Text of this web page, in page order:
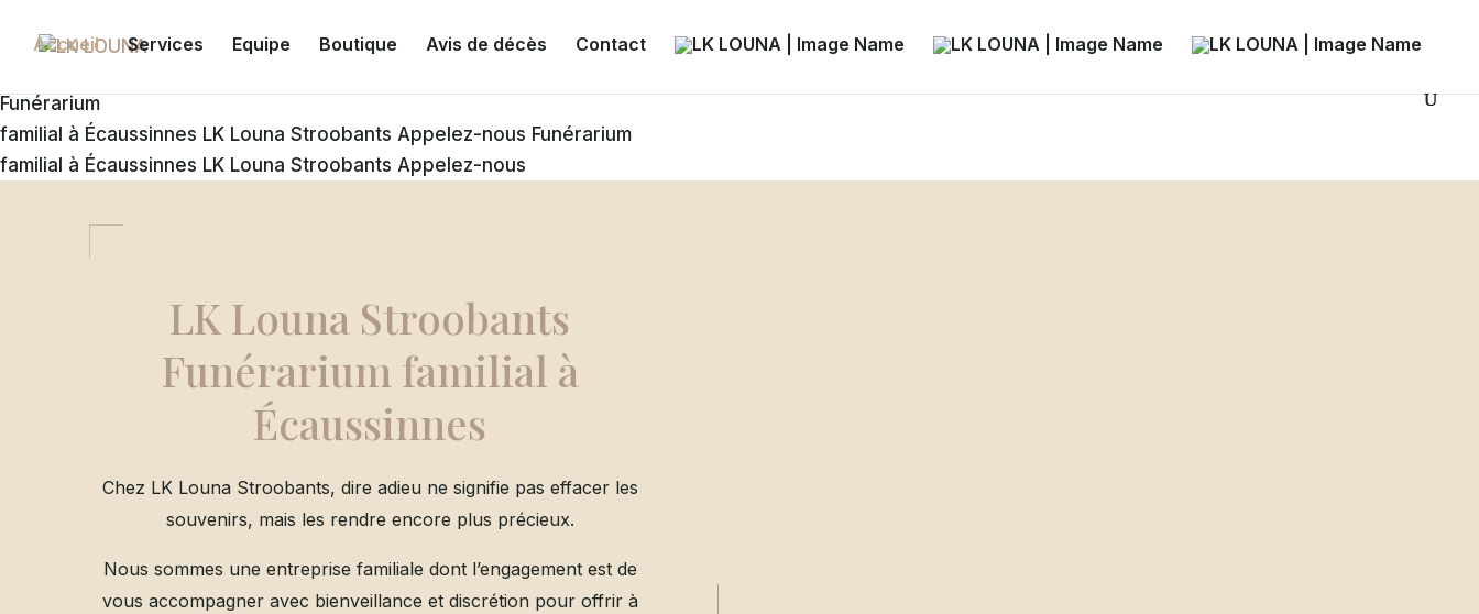
Accueil Services Equipe Boutique Avis de décès Contact
Funérarium
familial à Écaussinnes LK Louna Stroobants Appelez-nous Funérarium
familial à Écaussinnes LK Louna Stroobants Appelez-nous
LK Louna Stroobants
Funérarium familial à
Écaussinnes
Chez LK Louna Stroobants, dire adieu ne signifie pas effacer les
souvenirs, mais les rendre encore plus précieux.
Nous sommes une entreprise familiale dont l’engagement est de
vous accompagner avec bienveillance et discrétion pour offrir à